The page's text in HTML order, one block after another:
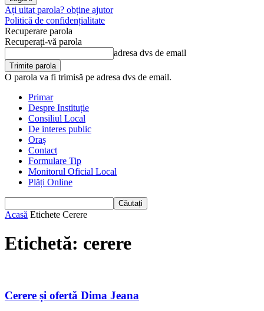
Ați uitat parola? obține ajutor
Politică de confidențialitate
Recuperare parola
Recuperați-vă parola
adresa dvs de email
O parola va fi trimisă pe adresa dvs de email.
Primar
Despre Instituție
Consiliul Local
De interes public
Oraș
Contact
Formulare Tip
Monitorul Oficial Local
Plăți Online
Acasă Etichete Cerere
Etichetă: cerere
Cerere și ofertă Dima Jeana